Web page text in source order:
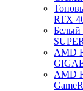
RTX
Белый
SUPER
AMD
AMD